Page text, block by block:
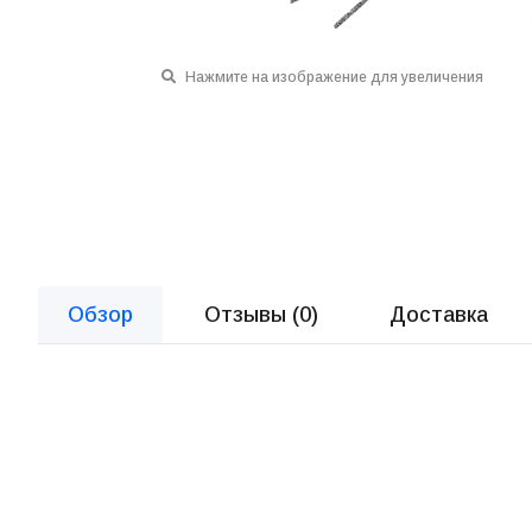
Нажмите на изображение для увеличения
Обзор Отзывы (0) Доставка